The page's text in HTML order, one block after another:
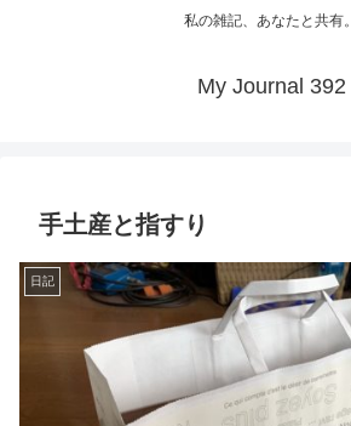
私の雑記、あなたと共有。
My Journal 392
手土産と指すり
日記